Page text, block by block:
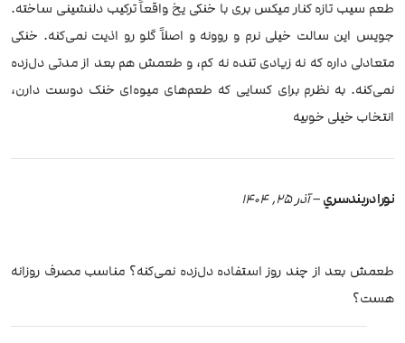
طعم سیب تازه کنار میکس بری با خنکی یخ واقعاً ترکیب دلنشینی ساخته.
جویس این سالت خیلی نرم و روونه و اصلاً گلو رو اذیت نمی‌کنه. خنکی
متعادلی داره که نه زیادی تنده نه کم، و طعمش هم بعد از مدتی دل‌زده
نمی‌کنه. به نظرم برای کسایی که طعم‌های میوه‌ای خنک دوست دارن،
انتخاب خیلی خوبیه
نورا دربندسري–آذر 25, 1404
طعمش بعد از چند روز استفاده دل‌زده نمی‌کنه؟ مناسب مصرف روزانه
هست؟